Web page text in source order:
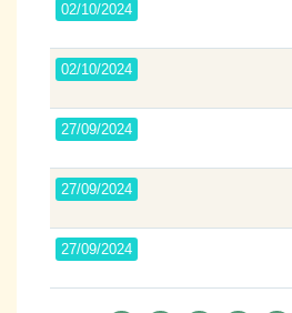
02/10/2024
02/10/2024
27/09/2024
27/09/2024
27/09/2024